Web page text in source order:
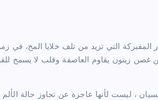
المفبركة التي تزيد من تلف خلايا المخ، في
زيتون يقاوم العاصفة وقلب لا يسمح
، ليست لأنها عاجزة عن تجاوز حالة الألم